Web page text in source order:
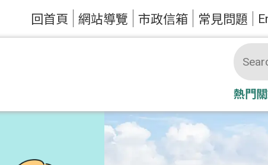
回首頁 網站導覽 市政信箱 常見問題
熱門